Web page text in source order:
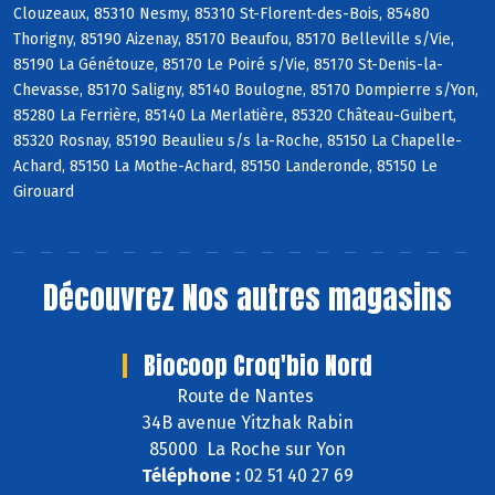
Clouzeaux, 85310 Nesmy, 85310 St-Florent-des-Bois, 85480
Thorigny, 85190 Aizenay, 85170 Beaufou, 85170 Belleville s/Vie,
85190 La Génétouze, 85170 Le Poiré s/Vie, 85170 St-Denis-la-
Chevasse, 85170 Saligny, 85140 Boulogne, 85170 Dompierre s/Yon,
85280 La Ferrière, 85140 La Merlatière, 85320 Château-Guibert,
85320 Rosnay, 85190 Beaulieu s/s la-Roche, 85150 La Chapelle-
Achard, 85150 La Mothe-Achard, 85150 Landeronde, 85150 Le
Girouard
Découvrez Nos autres magasins
Biocoop Croq'bio Nord
Route de Nantes
34B avenue Yitzhak Rabin
85000 La Roche sur Yon
Téléphone : 02 51 40 27 69